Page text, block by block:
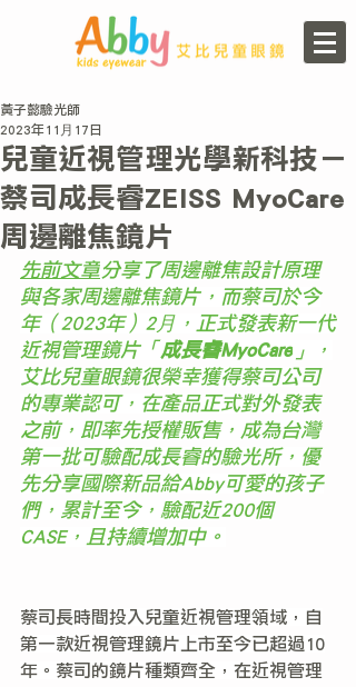
兒童近視管理光學新科技－
蔡司成長睿ZEISS MyoCare
周邊離焦鏡片
黃子懿驗光師
2023年11月17日
先前文章分享了周邊離焦設計原理
與各家周邊離焦鏡片，而蔡司於今
年（2023年）2月，正式發表新一代
近視管理鏡片「 成長睿MyoCare 」，
艾比兒童眼鏡很榮幸獲得蔡司公司
的專業認可，在產品正式對外發表
之前，即率先授權販售，成為台灣
第一批可驗配成長睿的驗光所，優
先分享國際新品給Abby可愛的孩子
們，累計至今，驗配近200個
CASE，且持續增加中。
蔡司長時間投入兒童近視管理領域，自
第一款近視管理鏡片上市至今已超過10
年。蔡司的鏡片種類齊全，在近視管理